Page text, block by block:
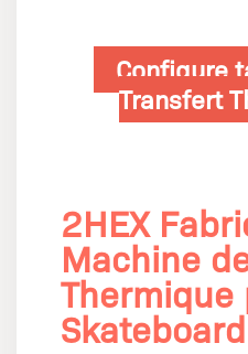
Configure
Transfert
2HEX
Machine
Thermique
Skateboard